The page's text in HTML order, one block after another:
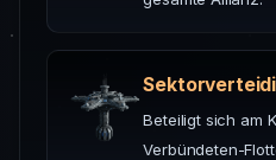
Beteiligt sich am
Verbündeten-